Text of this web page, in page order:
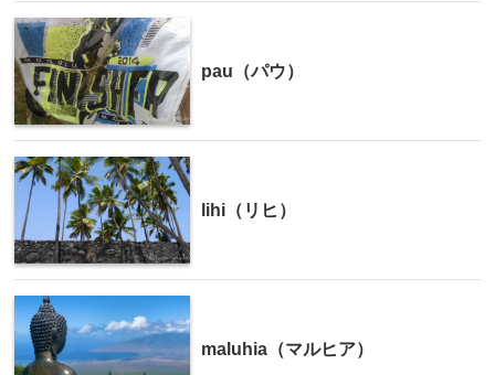
pau（パウ）
lihi（リヒ）
maluhia（マルヒア）